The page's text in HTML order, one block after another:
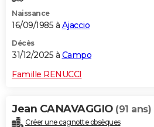
Destinations
City break
Voyage nature
Voyage de noces
Forum
Climat
+PHOTO
GUIDES D'ACHAT
Carte de Noël
Carte Bonne année
Carte Saint-Valentin
Carte Pâques
Carte d'anniversaire
DICTIONNAIRE
Naissance
16/09/1985 à Ajaccio
Décès
31/12/2025 à Campo
Famille RENUCCI
Jean CANAVAGGIO (91 ans)
Créer une cagnotte obsèques